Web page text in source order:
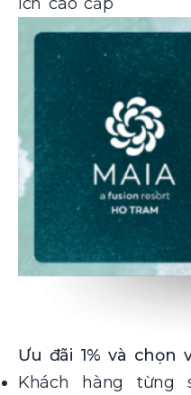
Ưu đãi 1% và
Khách hàng từng